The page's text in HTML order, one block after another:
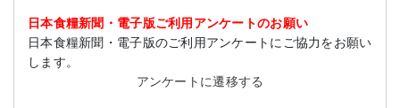
日本食糧新聞・電子版ご利用アンケートのお願い
日本食糧新聞・電子版のご利用アンケートにご協力をお願い
します。
アンケートに遷移する